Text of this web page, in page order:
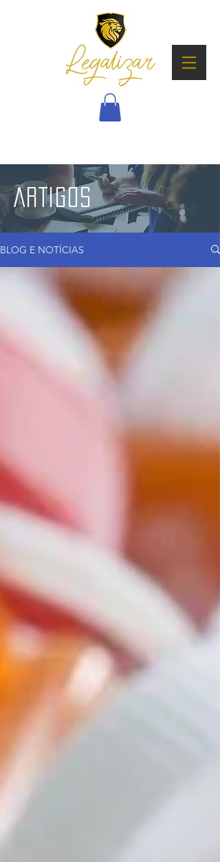
ARTIGOS
BLOG E NOTÍCIAS